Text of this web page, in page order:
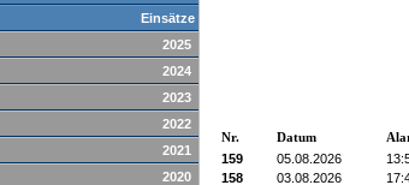
Einsätze
2025
2024
2023
2022
2021
2020
Nr. Datum
159
05.08.2026
158
03.08.2026